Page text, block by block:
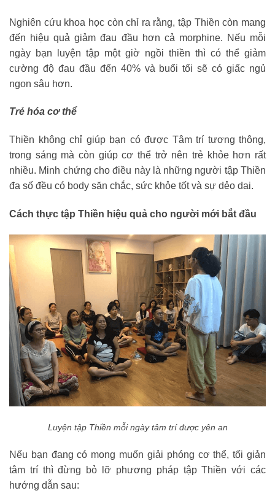
Nghiên cứu khoa học còn chỉ ra rằng, tập Thiền còn mang
đến hiệu quả giảm đau đầu hơn cả morphine. Nếu mỗi
ngày bạn luyện tập một giờ ngồi thiền thì có thể giảm
cường độ đau đầu đến 40% và buổi tối sẽ có giấc ngủ
ngon sâu hơn.
Trẻ hóa cơ thể
Thiền không chỉ giúp bạn có được Tâm trí tương thông,
trong sáng mà còn giúp cơ thể trở nên trẻ khỏe hơn rất
nhiều. Minh chứng cho điều này là những người tập Thiền
đa số đều có body săn chắc, sức khỏe tốt và sự dẻo dai.
Cách thực tập Thiền hiệu quả cho người mới bắt đầu
Luyện tập Thiền mỗi ngày tâm trí được yên an
Nếu bạn đang có mong muốn giải phóng cơ thể, tối giản
tâm trí thì đừng bỏ lỡ phương pháp tập Thiền với các
hướng dẫn sau: